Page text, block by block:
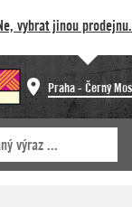
vybrat jinou prodejnu.
Praha - Černý